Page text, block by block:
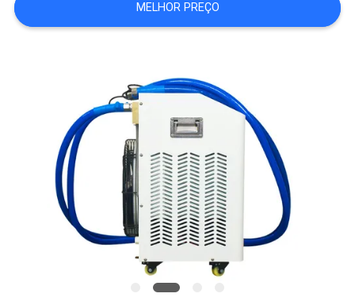
MAPA
PRIVACY
POLICY
MELHOR PREÇO